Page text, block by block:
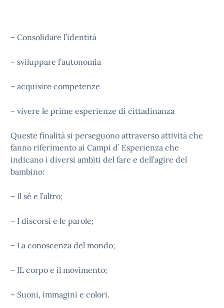
– Consolidare l’identità
– sviluppare l’autonomia
– acquisire competenze
– vivere le prime esperienze di cittadinanza
Queste finalità si perseguono attraverso attività che
fanno riferimento ai Campi d’ Esperienza che
indicano i diversi ambiti del fare e dell’agire del
bambino:
– Il sé e l’altro;
– I discorsi e le parole;
– La conoscenza del mondo;
– IL corpo e il movimento;
– Suoni, immagini e colori.